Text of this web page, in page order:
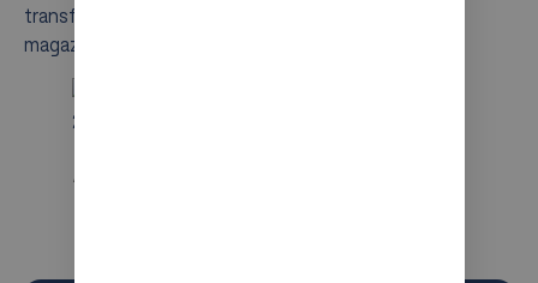
transformeren met ultramoderne oplossingen voor
magazijnautomatisering.
min.